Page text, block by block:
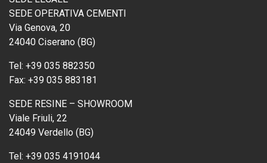
SEDE OPERATIVA CEMENTI
Via Genova, 20
24040 Ciserano (BG)
Tel: +39 035 882350
Fax: +39 035 883181
SEDE RESINE – SHOWROOM
Viale Friuli, 22
24049 Verdello (BG)
Tel: +39 035 4191044